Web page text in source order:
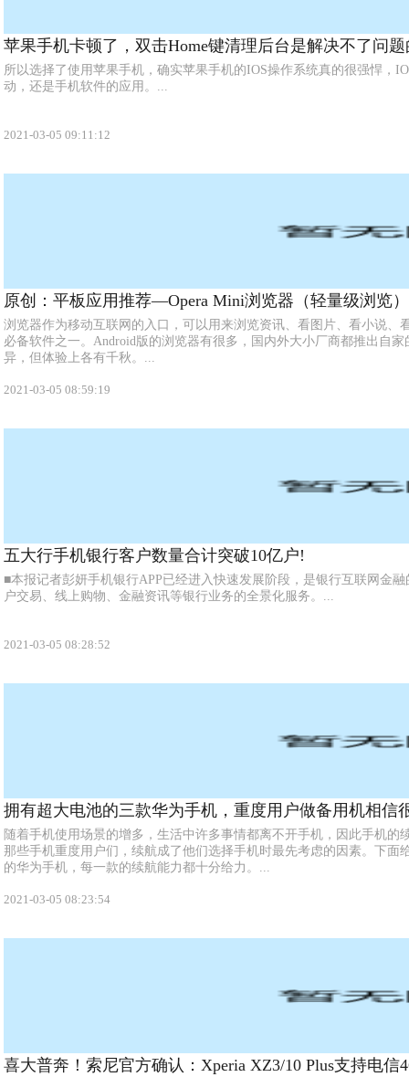
苹果手机卡顿了，双击Home键清理后台是解决不了问
所以选择了使用苹果手机，确实苹果手机的IOS操作系统真的很强悍，
动，还是手机软件的应用。...
2021-03-05 09:11:12
原创：平板应用推荐—Opera Mini浏览器（轻量级浏览
浏览器作为移动互联网的入口，可以用来浏览资讯、看图片、看小说、
必备软件之一。Android版的浏览器有很多，国内外大小厂商都推出自
异，但体验上各有千秋。...
2021-03-05 08:59:19
五大行手机银行客户数量合计突破10亿户!
■本报记者彭妍手机银行APP已经进入快速发展阶段，是银行互联网金
户交易、线上购物、金融资讯等银行业务的全景化服务。...
2021-03-05 08:28:52
拥有超大电池的三款华为手机，重度用户做备用机相信
随着手机使用场景的增多，生活中许多事情都离不开手机，因此手机的
那些手机重度用户们，续航成了他们选择手机时最先考虑的因素。下面
的华为手机，每一款的续航能力都十分给力。...
2021-03-05 08:23:54
喜大普奔！索尼官方确认：Xperia XZ3/10 Plus支持电信